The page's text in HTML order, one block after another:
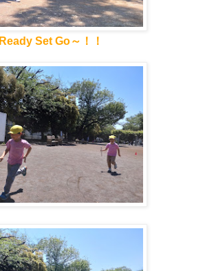
Ready Set Go～！！